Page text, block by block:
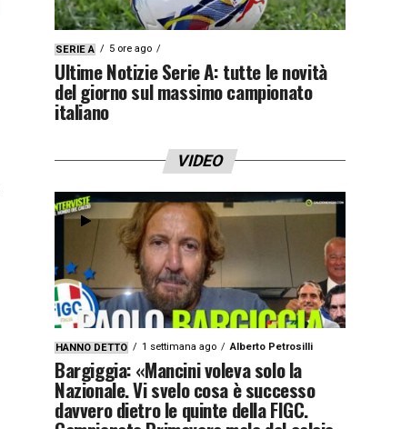
SERIE A 5 ore ago
Ultime Notizie Serie A: tutte le novità
del giorno sul massimo campionato
italiano
VIDEO
HANNO DETTO 1 settimana ago Alberto Petrosilli
Bargiggia: «Mancini voleva solo la
Nazionale. Vi svelo cosa è successo
davvero dietro le quinte della FIGC.